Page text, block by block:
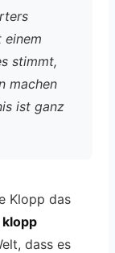
stimmt,
machen
ist ganz
Klopp das
klopp
dass es